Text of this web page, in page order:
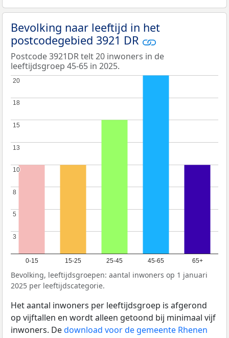
Bevolking naar leeftijd in het
postcodegebied 3921 DR
Postcode 3921DR telt 20 inwoners in de
leeftijdsgroep 45-65 in 2025.
0-15 15-25 25-45 45-65 65+
3
3
5
5
8
8
10
10
13
13
15
15
18
18
20
20
Bevolking, leeftijdsgroepen: aantal inwoners op 1 januari
2025 per leeftijdscategorie.
Het aantal inwoners per leeftijdsgroep is afgerond
op vijftallen en wordt alleen getoond bij minimaal vijf
inwoners. Dedownload voor de gemeente Rhenen